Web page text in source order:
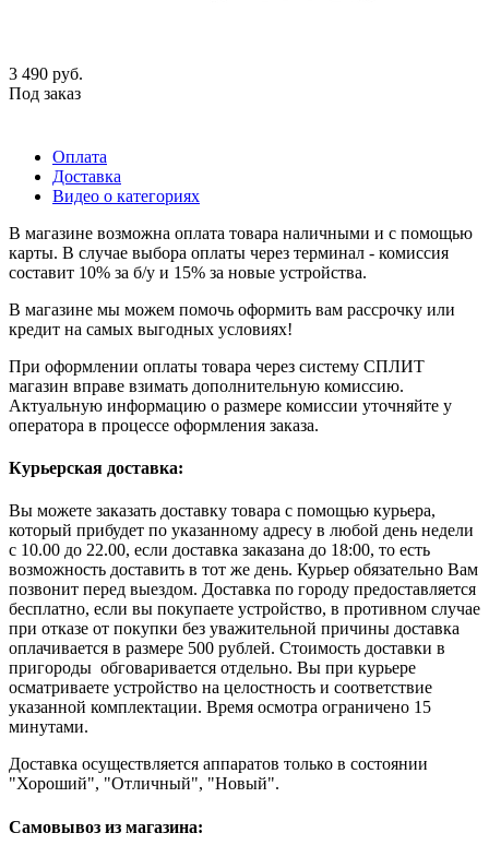
3 490 руб.
Под заказ
Оплата
Доставка
Видео о категориях
В магазине возможна оплата товара наличными и с помощью
карты. В случае выбора оплаты через терминал - комиссия
составит 10% за б/у и 15% за новые устройства.
В магазине мы можем помочь оформить вам рассрочку или
кредит на самых выгодных условиях!
При оформлении оплаты товара через систему СПЛИТ
магазин вправе взимать дополнительную комиссию.
Актуальную информацию о размере комиссии уточняйте у
оператора в процессе оформления заказа.
Курьерская доставка:
Вы можете заказать доставку товара с помощью курьера,
который прибудет по указанному адресу в любой день недели
с 10.00 до 22.00, если доставка заказана до 18:00, то есть
возможность доставить в тот же день. Курьер обязательно Вам
позвонит перед выездом. Доставка по городу предоставляется
бесплатно, если вы покупаете устройство, в противном случае
при отказе от покупки без уважительной причины доставка
оплачивается в размере 500 рублей. Стоимость доставки в
пригороды обговаривается отдельно. Вы при курьере
осматриваете устройство на целостность и соответствие
указанной комплектации. Время осмотра ограничено 15
минутами.
Доставка осуществляется аппаратов только в состоянии
"Хороший", "Отличный", "Новый".
Самовывоз из магазина: